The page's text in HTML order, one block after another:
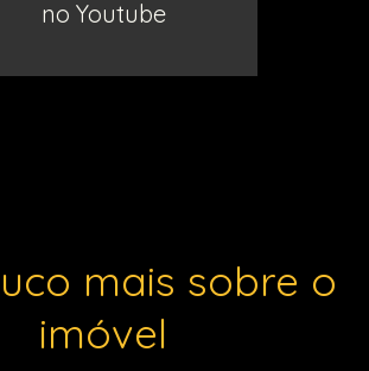
no Youtube
mais sobre o
imóvel